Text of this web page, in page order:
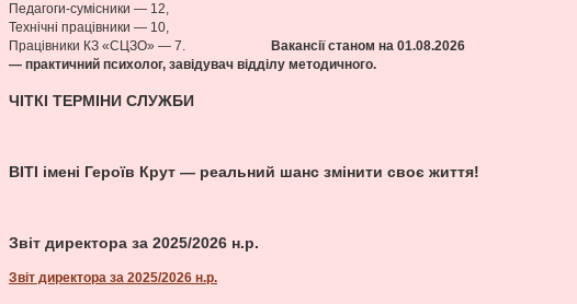
Педагоги-сумісники — 12,
Технічні працівники — 10,
Працівники КЗ «СЦЗО» — 7.
Вакансії станом на 01.08.2026
— практичний психолог, завідувач відділу методичного.
ЧІТКІ ТЕРМІНИ СЛУЖБИ
ВІТІ імені Героїв Крут — реальний шанс змінити своє життя!
Звіт директора за 2025/2026 н.р.
Звіт директора за 2025/2026 н.р.